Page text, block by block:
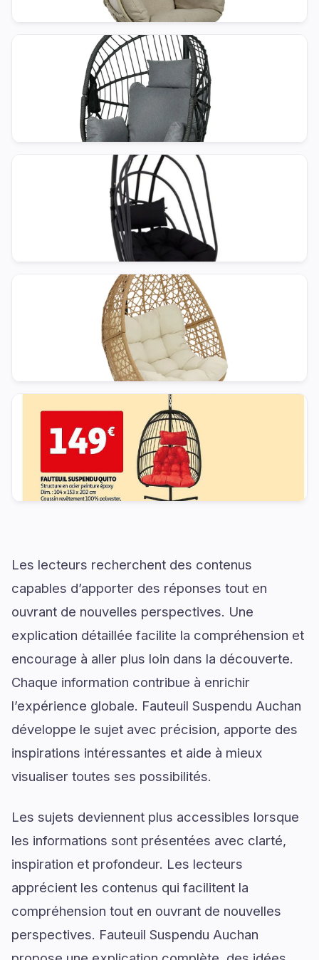
Les lecteurs recherchent des contenus
capables d’apporter des réponses tout en
ouvrant de nouvelles perspectives. Une
explication détaillée facilite la compréhension et
encourage à aller plus loin dans la découverte.
Chaque information contribue à enrichir
l’expérience globale. Fauteuil Suspendu Auchan
développe le sujet avec précision, apporte des
inspirations intéressantes et aide à mieux
visualiser toutes ses possibilités.
Les sujets deviennent plus accessibles lorsque
les informations sont présentées avec clarté,
inspiration et profondeur. Les lecteurs
apprécient les contenus qui facilitent la
compréhension tout en ouvrant de nouvelles
perspectives. Fauteuil Suspendu Auchan